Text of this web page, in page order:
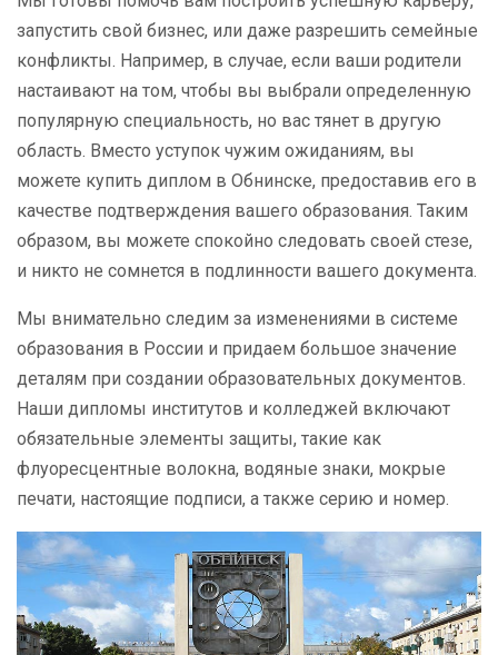
запустить свой бизнес, или даже разрешить семейные
конфликты. Например, в случае, если ваши родители
настаивают на том, чтобы вы выбрали определенную
популярную специальность, но вас тянет в другую
область. Вместо уступок чужим ожиданиям, вы
можете купить диплом в Обнинске, предоставив его в
качестве подтверждения вашего образования. Таким
образом, вы можете спокойно следовать своей стезе,
и никто не сомнется в подлинности вашего документа.
Мы внимательно следим за изменениями в системе
образования в России и придаем большое значение
деталям при создании образовательных документов.
Наши дипломы институтов и колледжей включают
обязательные элементы защиты, такие как
флуоресцентные волокна, водяные знаки, мокрые
печати, настоящие подписи, а также серию и номер.